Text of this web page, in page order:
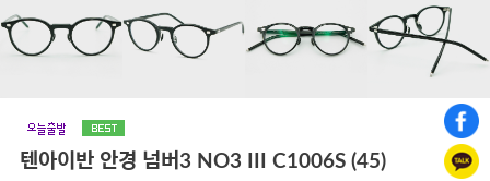
텐아이반 안경 넘버3 NO3 III C1006S (45)